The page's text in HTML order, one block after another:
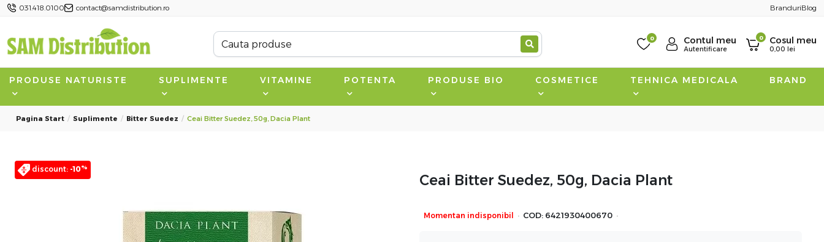
031.418.0100 contact@samdistribution.ro BranduriBlog
0 Contul meu
Autentificare
0 Cosul meu
0,00 lei
PRODUSE NATURISTE SUPLIMENTE VITAMINE POTENTA PRODUSE BIO COSMETICE TEHNICA MEDICALA BRAND
Pagina Start Suplimente Bitter Suedez Ceai Bitter Suedez, 50g, Dacia Plant
discount: -10%
Ceai Bitter Suedez, 50g, Dacia Plant
Momentan indisponibil · COD: 6421930400670 ·